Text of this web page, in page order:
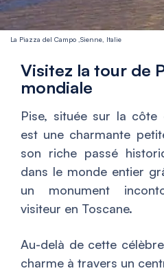
La Piazza del Campo ,Sienne, Italie
Visitez la tour de
mondiale
Pise, située sur la côte
est une charmante
son riche passé
dans le monde entier
un monument
visiteur en Toscane.
Au-delà de cette
charme à travers un